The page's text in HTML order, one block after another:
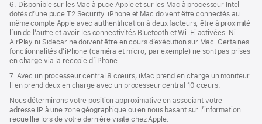
6. Disponible sur les Mac à puce Apple et sur les Mac à processeur Intel
dotés d’une puce T2 Security. iPhone et Mac doivent être connectés au
même compte Apple avec authentification à deux facteurs, être à proximité
l’un de l’autre et avoir les connectivités Bluetooth et Wi-Fi activées. Ni
AirPlay ni Sidecar ne doivent être en cours d’exécution sur Mac. Certaines
fonctionnalités d’iPhone (caméra et micro, par exemple) ne sont pas prises
en charge via la recopie d’iPhone.
7. Avec un processeur central 8 cœurs, iMac prend en charge un moniteur.
Il en prend deux en charge avec un processeur central 10 cœurs.
Nous déterminons votre position approximative en associant votre
adresse IP à une zone géographique ou en nous basant sur l’information
recueillie lors de votre dernière visite chez Apple.